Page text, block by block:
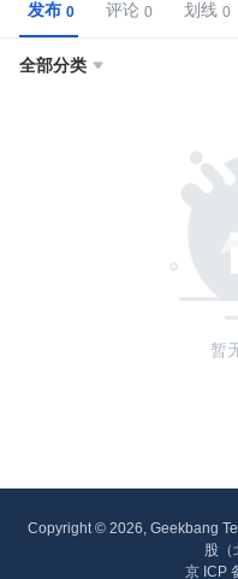
发布 评论 划线
全部分类 
暂
Copyright © 2026, Geekbang
股（
京 ICP